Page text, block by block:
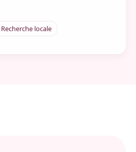
Recherche locale